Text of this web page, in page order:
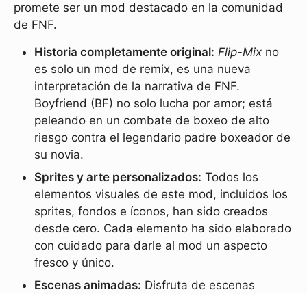
promete ser un mod destacado en la comunidad
de FNF.
Historia completamente original: Flip-Mix no
es solo un mod de remix, es una nueva
interpretación de la narrativa de FNF.
Boyfriend (BF) no solo lucha por amor; está
peleando en un combate de boxeo de alto
riesgo contra el legendario padre boxeador de
su novia.
Sprites y arte personalizados: Todos los
elementos visuales de este mod, incluidos los
sprites, fondos e íconos, han sido creados
desde cero. Cada elemento ha sido elaborado
con cuidado para darle al mod un aspecto
fresco y único.
Escenas animadas: Disfruta de escenas